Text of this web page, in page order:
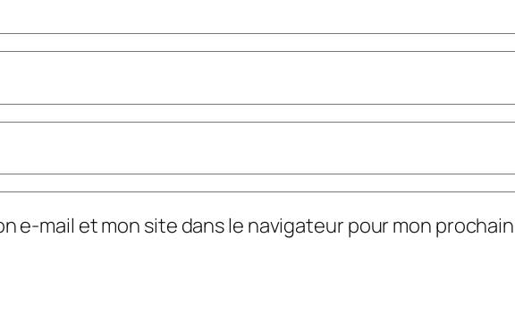
e-mail et mon site dans le navigateur pour mon